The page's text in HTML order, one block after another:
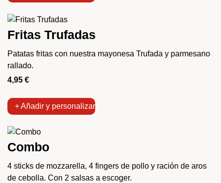
Fritas Trufadas
Patatas fritas con nuestra mayonesa Trufada y parmesano
rallado.
4,95 €
+ Añadir y personalizar
Combo
4 sticks de mozzarella, 4 fingers de pollo y ración de aros
de cebolla. Con 2 salsas a escoger.